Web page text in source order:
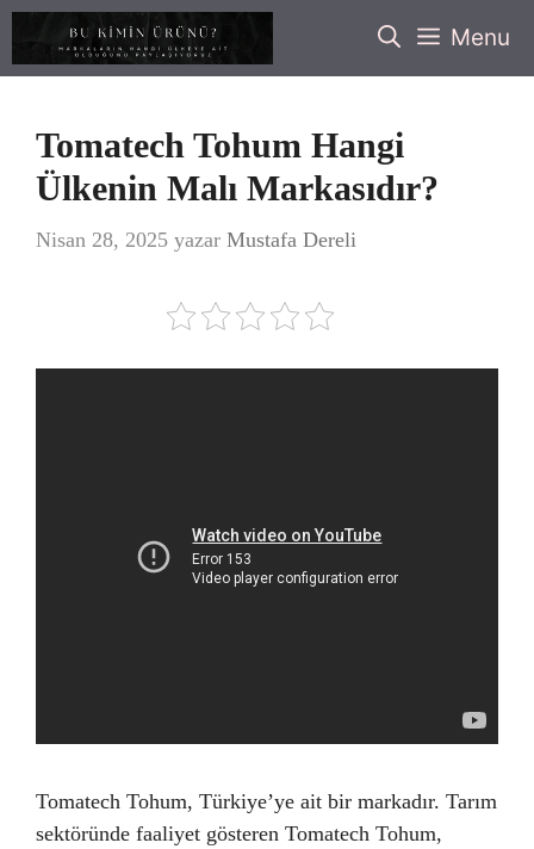
İçeriğe
Menu
Tomatech Tohum Hangi
Ülkenin Malı Markasıdır?
Nisan 28, 2025 yazar Mustafa Dereli
Tomatech Tohum, Türkiye’ye ait bir markadır. Tarım
sektöründe faaliyet gösteren Tomatech Tohum,